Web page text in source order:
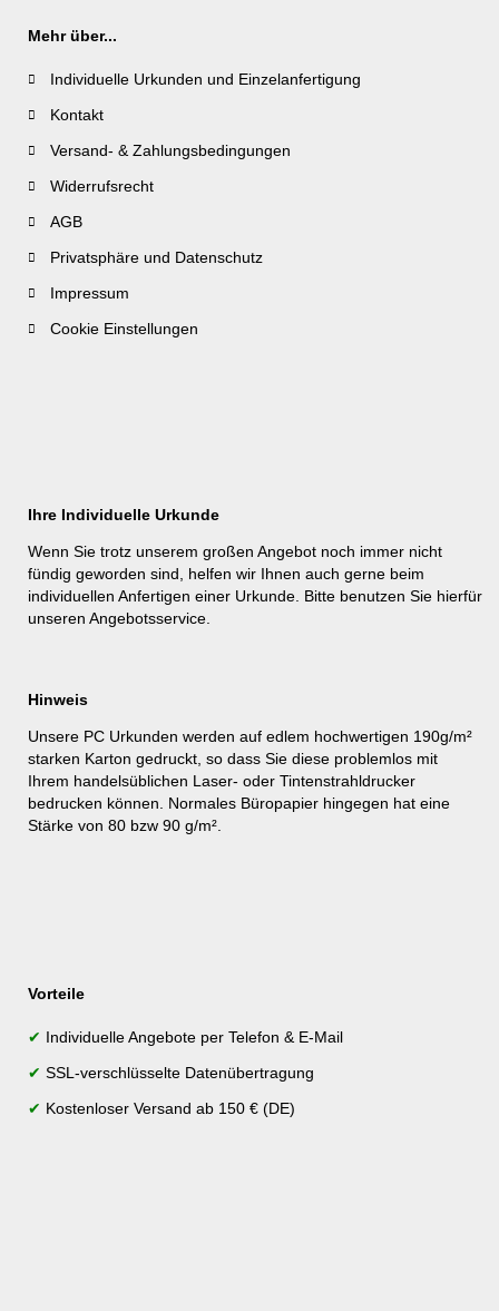
Mehr über...
Individuelle Urkunden und Einzelanfertigung
Kontakt
Versand- & Zahlungsbedingungen
Widerrufsrecht
AGB
Privatsphäre und Datenschutz
Impressum
Cookie Einstellungen
Ihre Individuelle Urkunde
Wenn Sie trotz unserem großen Angebot noch immer nicht
fündig geworden sind, helfen wir Ihnen auch gerne beim
individuellen Anfertigen einer Urkunde. Bitte benutzen Sie hierfür
unseren Angebotsservice
Hinweis
Unsere PC Urkunden werden auf edlem hochwertigen 190g/m²
starken Karton gedruckt, so dass Sie diese problemlos mit
Ihrem handelsüblichen Laser- oder Tintenstrahldrucker
bedrucken können. Normales Büropapier hingegen hat eine
Stärke von 80 bzw 90 g/m².
Vorteile
✔ Individuelle Angebote per Telefon & E-Mail
✔ SSL-verschlüsselte Datenübertragung
✔ Kostenloser Versand ab 150 € (DE)